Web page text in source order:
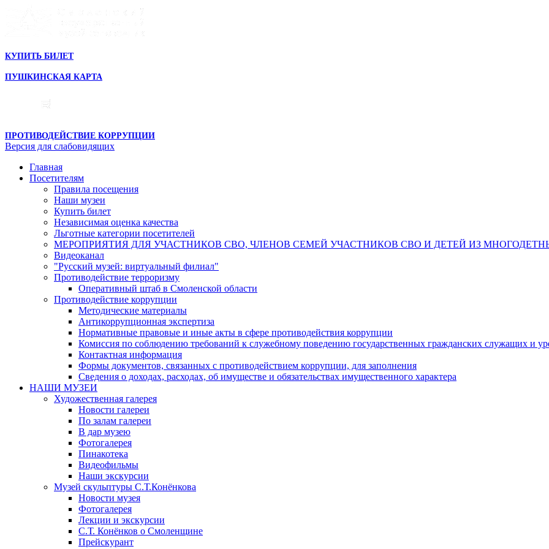
КУПИТЬ БИЛЕТ
ПУШКИНСКАЯ КАРТА
ПРОТИВОДЕЙСТВИЕ КОРРУПЦИИ
Версия для слабовидящих
Главная
Посетителям
Правила посещения
Наши музеи
Купить билет
Независимая оценка качества
Льготные категории посетителей
МЕРОПРИЯТИЯ ДЛЯ УЧАСТНИКОВ СВО, ЧЛЕНОВ СЕМЕЙ УЧАСТНИКОВ СВО И ДЕТЕЙ ИЗ
Видеоканал
"Русский музей: виртуальный филиал"
Противодействие терроризму
Оперативный штаб в Смоленской области
Противодействие коррупции
Методические материалы
Антикоррупционная экспертиза
Нормативные правовые и иные акты в сфере противодействия коррупции
Комиссия по соблюдению требований к служебному поведению государственных гражданских служащих и
Контактная информация
Формы документов, связанных с противодействием коррупции, для заполнения
Сведения о доходах, расходах, об имуществе и обязательствах имущественного характера
НАШИ МУЗЕИ
Художественная галерея
Новости галереи
По залам галереи
В дар музею
Фотогалерея
Пинакотека
Видеофильмы
Наши экскурсии
Музей скульптуры С.Т.Конёнкова
Новости музея
Фотогалерея
Лекции и экскурсии
С.Т. Конёнков о Смоленщине
Прейскурант